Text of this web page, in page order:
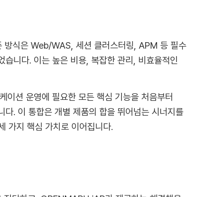
방식은 Web/WAS, 세션 클러스터링, APM 등 필수
습니다. 이는 높은 비용, 복잡한 관리, 비효율적인
이션 운영에 필요한 모든 핵심 기능을 처음부터
다. 이 통합은 개별 제품의 합을 뛰어넘는 시너지를
가지 핵심 가치로 이어집니다.